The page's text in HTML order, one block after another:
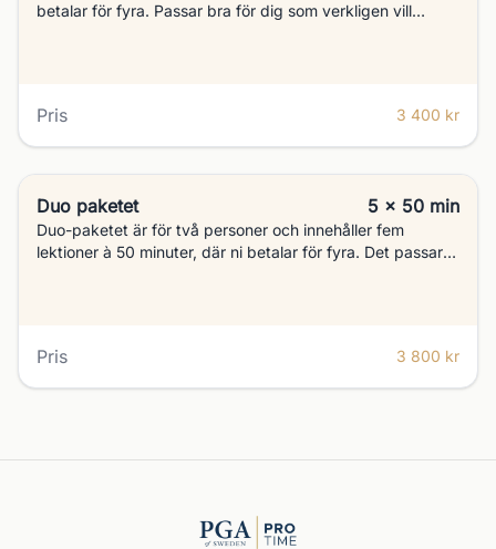
betalar för fyra. Passar bra för dig som verkligen vill
Pris 3 400 kr
Duo paketet 5 x 50 min
Duo-paketet är för två personer och innehåller fem
lektioner à 50 minuter, där ni betalar för fyra. Det passar
Pris 3 800 kr